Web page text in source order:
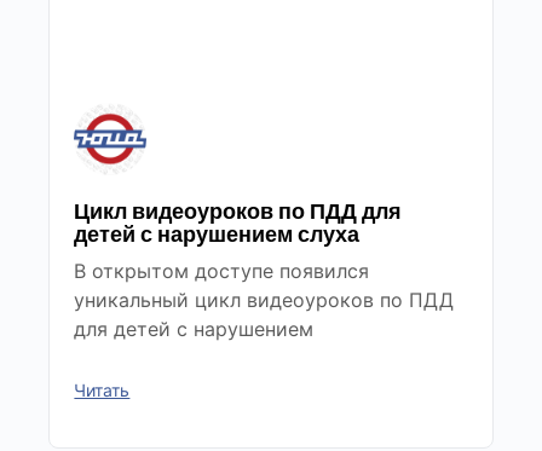
Цикл видеоуроков по ПДД для
детей с нарушением слуха
В открытом доступе появился
уникальный цикл видеоуроков по ПДД
для детей с нарушением
Читать